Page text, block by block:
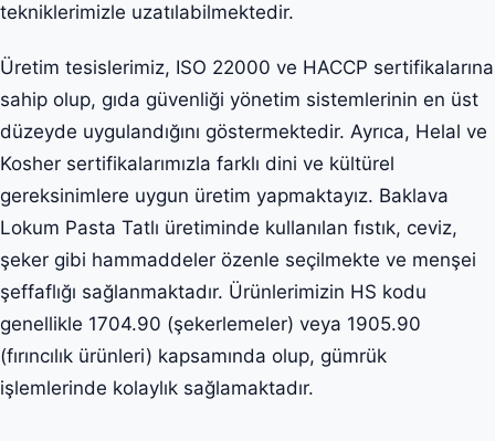
tekniklerimizle uzatılabilmektedir.
Üretim tesislerimiz, ISO 22000 ve HACCP sertifikalarına
sahip olup, gıda güvenliği yönetim sistemlerinin en üst
düzeyde uygulandığını göstermektedir. Ayrıca, Helal ve
Kosher sertifikalarımızla farklı dini ve kültürel
gereksinimlere uygun üretim yapmaktayız. Baklava
Lokum Pasta Tatlı üretiminde kullanılan fıstık, ceviz,
şeker gibi hammaddeler özenle seçilmekte ve menşei
şeffaflığı sağlanmaktadır. Ürünlerimizin HS kodu
genellikle 1704.90 (şekerlemeler) veya 1905.90
(fırıncılık ürünleri) kapsamında olup, gümrük
işlemlerinde kolaylık sağlamaktadır.